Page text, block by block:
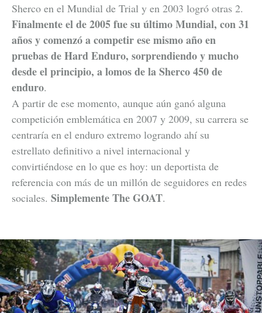
Sherco en el Mundial de Trial y en 2003 logró otras 2.
Finalmente el de 2005 fue su último Mundial, con 31
años y comenzó a competir ese mismo año en
pruebas de Hard Enduro, sorprendiendo y mucho
desde el principio, a lomos de la Sherco 450 de
enduro.
A partir de ese momento, aunque aún ganó alguna
competición emblemática en 2007 y 2009, su carrera se
centraría en el enduro extremo logrando ahí su
estrellato definitivo a nivel internacional y
convirtiéndose en lo que es hoy: un deportista de
referencia con más de un millón de seguidores en redes
sociales. Simplemente The GOAT.